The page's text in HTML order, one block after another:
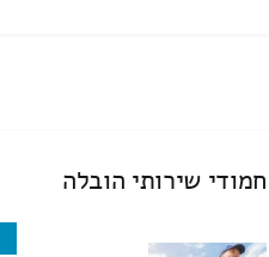
חמודי שירותי הובלה